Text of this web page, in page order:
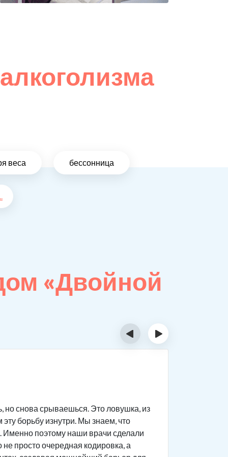
веса бессонница
«Двойной
но снова срываешься. Это ловушка, из
борьбу изнутри. Мы знаем, что
Именно поэтому наши врачи сделали
просто очередная кодировка, а
‹ ›